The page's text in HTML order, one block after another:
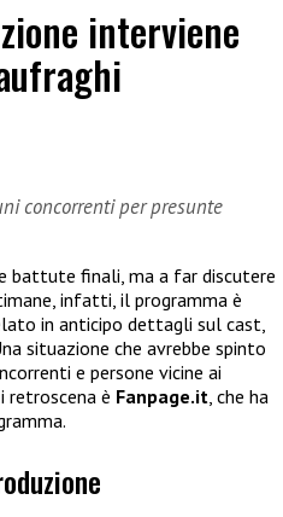
interviene
concorrenti per presunte
battute finali, ma a far discutere
infatti, il programma è
in anticipo dettagli sul cast,
situazione che avrebbe spinto
e persone vicine ai
retroscena è Fanpage.it, che ha